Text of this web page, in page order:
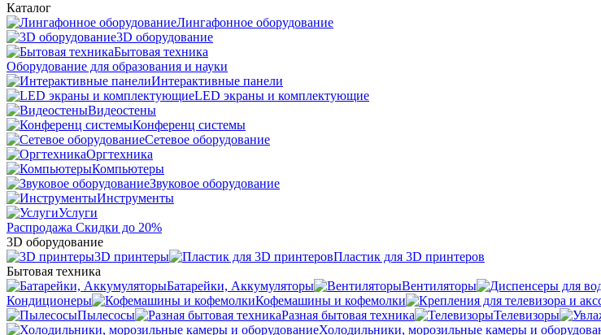
Каталог
Лингафонное оборудование
3D оборудование
Бытовая техника
Оборудование для образования и науки
Интерактивные панели
LED экраны и комплектующие
Видеостены
Конференц системы
Сетевое оборудование
Оргтехника
Компьютеры
Звуковое оборудование
Инструменты
Услуги
Распродажа Скидки до 20%
3D оборудование
3D принтеры
Пластик для 3D принтеров
Бытовая техника
Батарейки, Аккумуляторы
Вентиляторы
Кондиционеры
Кофемашины и кофемолки
Пылесосы
Разная бытовая техника Телевизоры
Холодильники, морозильные камеры и